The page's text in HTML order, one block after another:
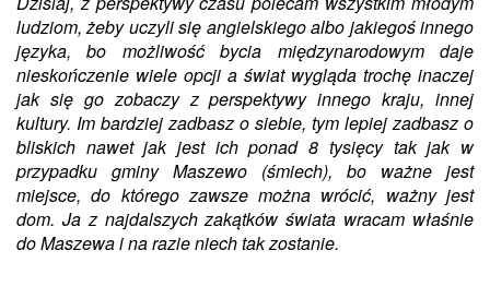
ludziom, żeby uczyli się angielskiego albo jakiegoś innego
języka, bo możliwość bycia międzynarodowym daje
nieskończenie wiele opcji a świat wygląda trochę inaczej
jak się go zobaczy z perspektywy innego kraju, innej
kultury. Im bardziej zadbasz o siebie, tym lepiej zadbasz o
bliskich nawet jak jest ich ponad 8 tysięcy tak jak w
przypadku gminy Maszewo (śmiech), bo ważne jest
miejsce, do którego zawsze można wrócić, ważny jest
dom. Ja z najdalszych zakątków świata wracam właśnie
do Maszewa i na razie niech tak zostanie.